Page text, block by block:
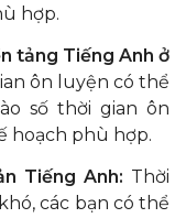
hợp.
tảng Tiếng Anh ở
ôn luyện có thể
số thời gian ôn
hoạch phù hợp.
Tiếng Anh: Thời
các bạn có thể